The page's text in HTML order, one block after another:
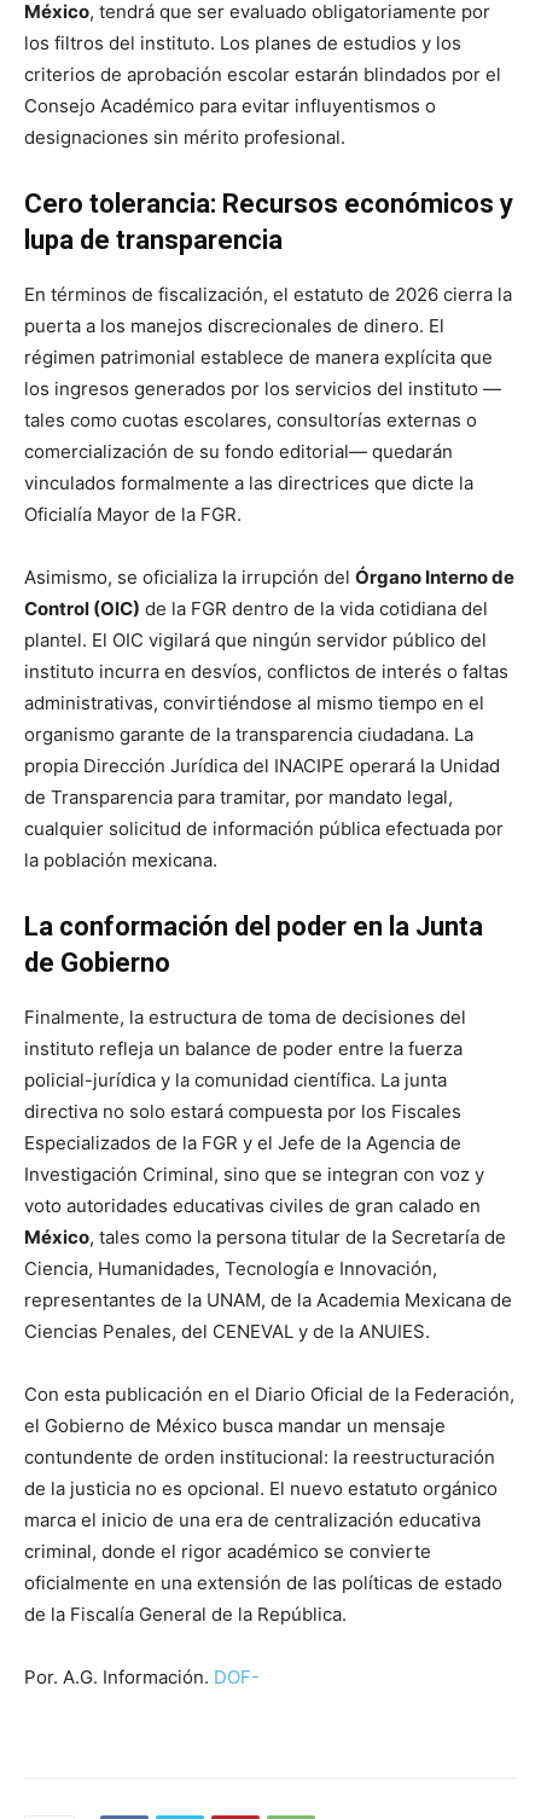
México, tendrá que ser evaluado obligatoriamente por
los filtros del instituto. Los planes de estudios y los
criterios de aprobación escolar estarán blindados por el
Consejo Académico para evitar influyentismos o
designaciones sin mérito profesional.
Cero tolerancia: Recursos económicos y
lupa de transparencia
En términos de fiscalización, el estatuto de 2026 cierra la
puerta a los manejos discrecionales de dinero. El
régimen patrimonial establece de manera explícita que
los ingresos generados por los servicios del instituto —
tales como cuotas escolares, consultorías externas o
comercialización de su fondo editorial— quedarán
vinculados formalmente a las directrices que dicte la
Oficialía Mayor de la FGR.
Asimismo, se oficializa la irrupción del Órgano Interno de
Control (OIC) de la FGR dentro de la vida cotidiana del
plantel. El OIC vigilará que ningún servidor público del
instituto incurra en desvíos, conflictos de interés o faltas
administrativas, convirtiéndose al mismo tiempo en el
organismo garante de la transparencia ciudadana. La
propia Dirección Jurídica del INACIPE operará la Unidad
de Transparencia para tramitar, por mandato legal,
cualquier solicitud de información pública efectuada por
la población mexicana.
La conformación del poder en la Junta
de Gobierno
Finalmente, la estructura de toma de decisiones del
instituto refleja un balance de poder entre la fuerza
policial-jurídica y la comunidad científica. La junta
directiva no solo estará compuesta por los Fiscales
Especializados de la FGR y el Jefe de la Agencia de
Investigación Criminal, sino que se integran con voz y
voto autoridades educativas civiles de gran calado en
México, tales como la persona titular de la Secretaría de
Ciencia, Humanidades, Tecnología e Innovación,
representantes de la UNAM, de la Academia Mexicana de
Ciencias Penales, del CENEVAL y de la ANUIES.
Con esta publicación en el Diario Oficial de la Federación,
el Gobierno de México busca mandar un mensaje
contundente de orden institucional: la reestructuración
de la justicia no es opcional. El nuevo estatuto orgánico
marca el inicio de una era de centralización educativa
criminal, donde el rigor académico se convierte
oficialmente en una extensión de las políticas de estado
de la Fiscalía General de la República.
Por. A.G. Información. DOF-